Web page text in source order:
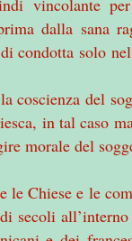
dalla sana
condotta solo
coscienza del
in tal caso
morale del
le Chiese e le
secoli